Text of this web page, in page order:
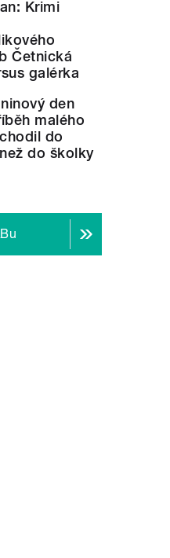
Krimi
Četnická
galérka
den
malého
do
do školky